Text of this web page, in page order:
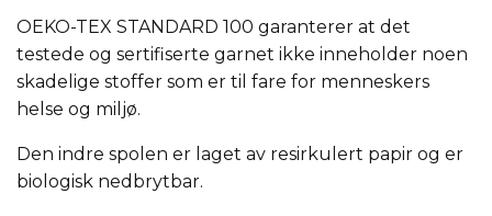
OEKO-TEX STANDARD 100 garanterer at det
testede og sertifiserte garnet ikke inneholder noen
skadelige stoffer som er til fare for menneskers
helse og miljø.
Den indre spolen er laget av resirkulert papir og er
biologisk nedbrytbar.